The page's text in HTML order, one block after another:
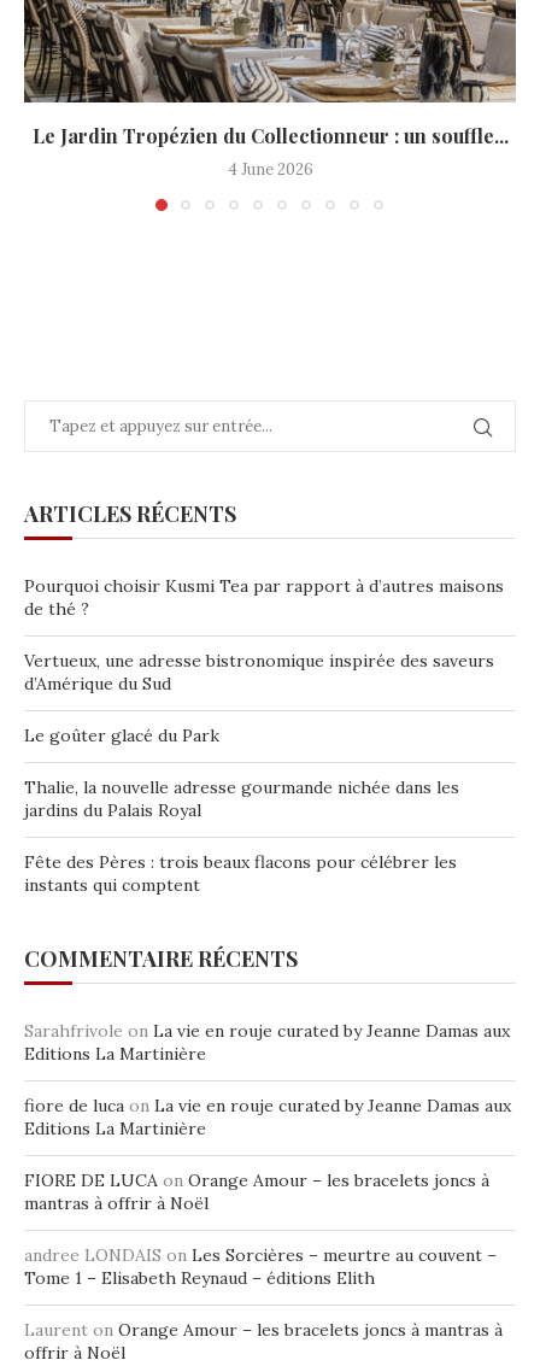
Le Jardin Tropézien du Collectionneur : un souffle...
4 June 2026
ARTICLES RÉCENTS
Pourquoi choisir Kusmi Tea par rapport à d’autres maisons
de thé ?
Vertueux, une adresse bistronomique inspirée des saveurs
d’Amérique du Sud
Le goûter glacé du Park
Thalie, la nouvelle adresse gourmande nichée dans les
jardins du Palais Royal
Fête des Pères : trois beaux flacons pour célébrer les
instants qui comptent
COMMENTAIRE RÉCENTS
Sarahfrivole on La vie en rouje curated by Jeanne Damas aux
Editions La Martinière
fiore de luca on La vie en rouje curated by Jeanne Damas aux
Editions La Martinière
FIORE DE LUCA on Orange Amour – les bracelets joncs à
mantras à offrir à Noël
andree LONDAIS on Les Sorcières – meurtre au couvent –
Tome 1 – Elisabeth Reynaud – éditions Elith
Laurent on Orange Amour – les bracelets joncs à mantras à
offrir à Noël